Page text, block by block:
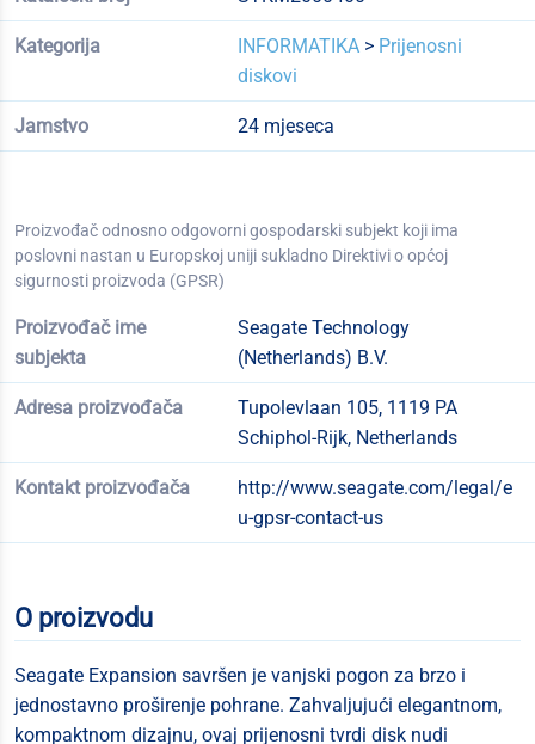
Kategorija INFORMATIKA> Prijenosni
diskovi
Jamstvo 24 mjeseca
Proizvođač odnosno odgovorni gospodarski subjekt koji ima
poslovni nastan u Europskoj uniji sukladno Direktivi o općoj
sigurnosti proizvoda (GPSR)
Proizvođač ime
subjekta
Seagate Technology
(Netherlands) B.V.
Adresa proizvođača
Tupolevlaan 105, 1119 PA
Schiphol-Rijk, Netherlands
Kontakt proizvođača
http://www.seagate.com/legal/e
u-gpsr-contact-us
O proizvodu
Seagate Expansion savršen je vanjski pogon za brzo i
jednostavno proširenje pohrane. Zahvaljujući elegantnom,
kompaktnom dizajnu, ovaj prijenosni tvrdi disk nudi